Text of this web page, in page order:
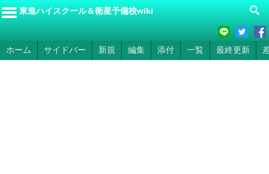
東進ハイスクール＆衛星予備校wiki
ホーム サイドバー 新規 編集 添付 一覧 最終更新